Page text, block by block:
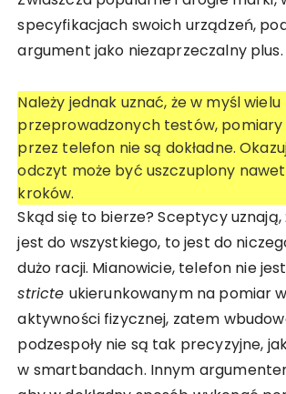
specyfikacjach swoich urządzeń,
argument jako niezaprzeczalny plus.
Należy jednak uznać, że w myśl wielu
przeprowadzonych testów,
przez telefon nie są dokładne.
odczyt może być uszczuplony nawet
kroków.
Skąd się to bierze? Sceptycy uznają,
jest do wszystkiego, to jest do
dużo racji. Mianowicie, telefon nie
stricte ukierunkowanym na pomiar
aktywności fizycznej, zatem
podzespoły nie są tak precyzyjne,
w smartbandach. Innym